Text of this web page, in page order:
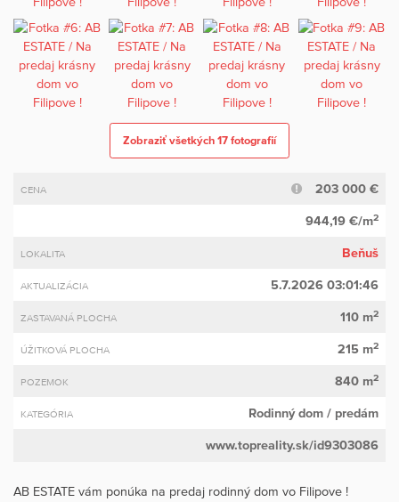
Zobraziť všetkých 17 fotografií
CENA 203 000 €
944,19 €/m2
LOKALITA Beňuš
AKTUALIZÁCIA 5.7.2026 03:01:46
ZASTAVANÁ PLOCHA 110 m2
ÚŽITKOVÁ PLOCHA 215 m2
POZEMOK 840 m2
KATEGÓRIA Rodinný dom / predám
www.topreality.sk/id9303086
AB ESTATE vám ponúka na predaj rodinný dom vo Filipove !